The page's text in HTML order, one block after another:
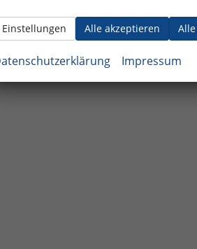
Alle akzeptieren
Einstellungen
Impressum